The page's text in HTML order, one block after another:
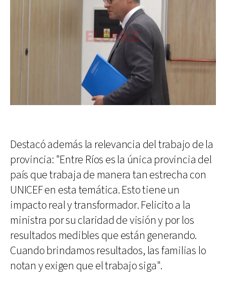
Destacó además la relevancia del trabajo de la
provincia: "Entre Ríos es la única provincia del
país que trabaja de manera tan estrecha con
UNICEF en esta temática. Esto tiene un
impacto real y transformador. Felicito a la
ministra por su claridad de visión y por los
resultados medibles que están generando.
Cuando brindamos resultados, las familias lo
notan y exigen que el trabajo siga".